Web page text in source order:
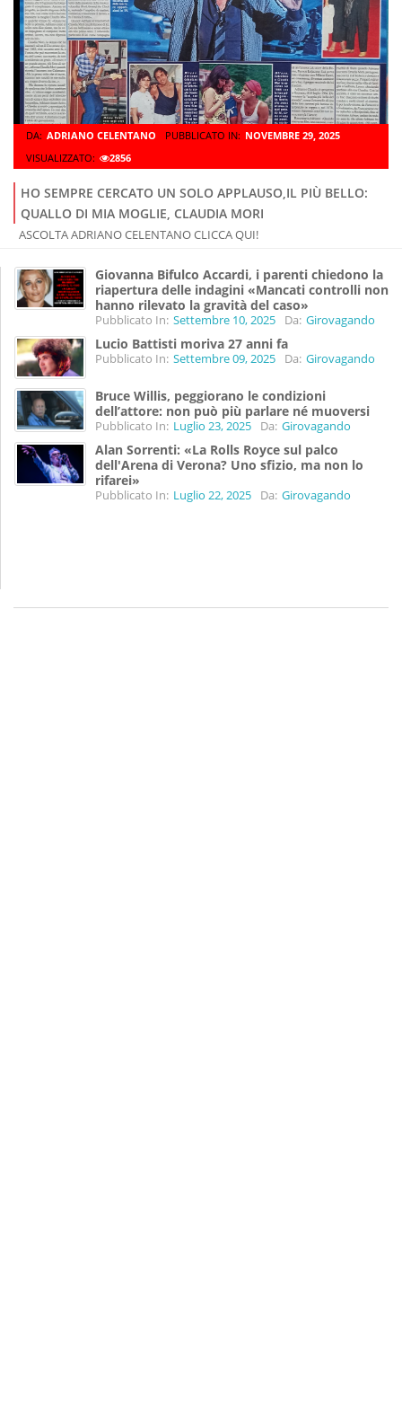
DA: ADRIANO CELENTANO PUBBLICATO IN: NOVEMBRE 29, 2025
VISUALIZZATO:
2856
HO SEMPRE CERCATO UN SOLO APPLAUSO,IL PIÙ BELLO:
QUALLO DI MIA MOGLIE, CLAUDIA MORI
ASCOLTA ADRIANO CELENTANO CLICCA QUI!
Giovanna Bifulco Accardi, i parenti chiedono la
riapertura delle indagini «Mancati controlli non
hanno rilevato la gravità del caso»
Pubblicato In: Settembre 10, 2025 Da: Girovagando
Lucio Battisti moriva 27 anni fa
Pubblicato In: Settembre 09, 2025 Da: Girovagando
Bruce Willis, peggiorano le condizioni
dell’attore: non può più parlare né muoversi
Pubblicato In: Luglio 23, 2025 Da: Girovagando
Alan Sorrenti: «La Rolls Royce sul palco
dell'Arena di Verona? Uno sfizio, ma non lo
rifarei»
Pubblicato In: Luglio 22, 2025 Da: Girovagando